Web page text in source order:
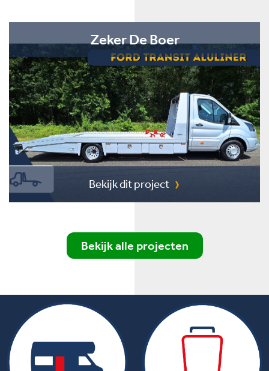
Zeker De Boer
Bekijk dit project
Bekijk alle projecten